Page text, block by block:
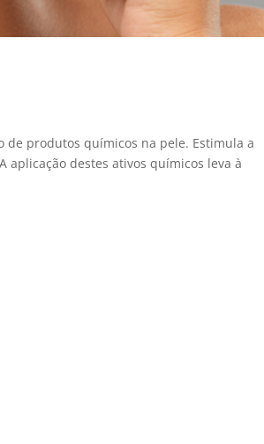
produtos químicos na pele. Estimula a
aplicação destes ativos químicos leva à